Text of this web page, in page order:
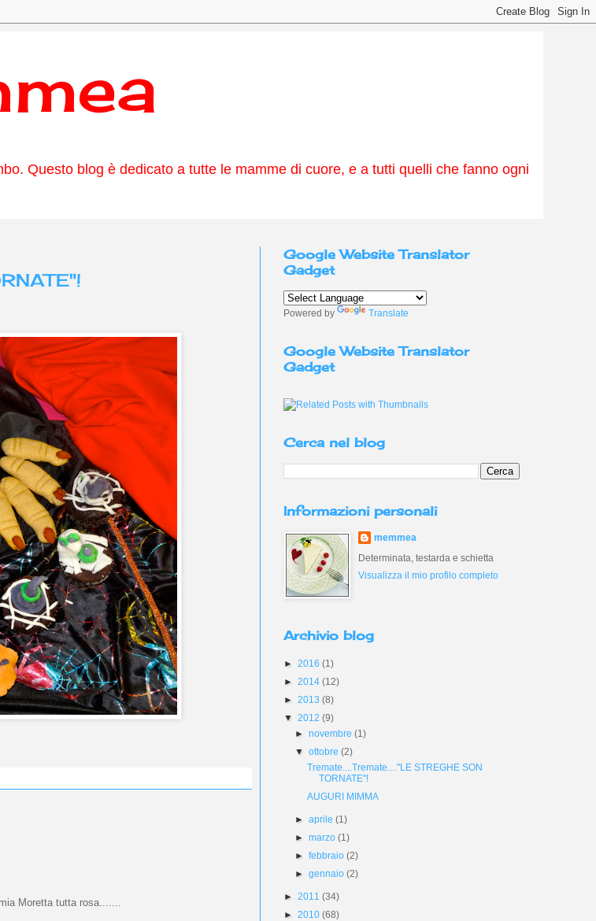
Questo blog è dedicato a tutte le mamme di cuore, e a tutti quelli che fanno ogni
Moretta tutta rosa.......
Google Website Translator
Gadget
Powered by Translate
Google Website Translator
Gadget
Cerca nel blog
Informazioni personali
memmea
Determinata, testarda e schietta
Visualizza il mio profilo completo
Archivio blog
► 2016 (1)
► 2014 (12)
► 2013 (8)
▼ 2012 (9)
►novembre(1)
▼ottobre(2)
Tremate....Tremate...."LE STREGHE SON
TORNATE"!
AUGURI MIMMA
►aprile(1)
►marzo(1)
►febbraio(2)
►gennaio(2)
► 2011 (34)
► 2010 (68)